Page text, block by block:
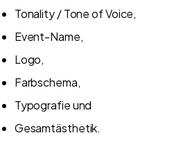
Tonality / Tone of Voice,
Event-Name,
Logo,
Farbschema,
Typografie und
Gesamtästhetik.